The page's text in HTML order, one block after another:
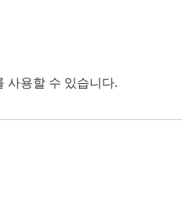
사용할 수 있습니다.